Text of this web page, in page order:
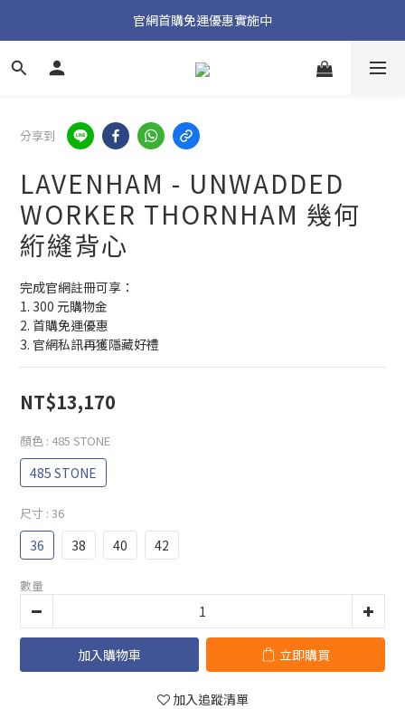
加入官方 LINE 獲取隱藏好禮
官網首購免運優惠實施中
加入官方 LINE 獲取隱藏好禮
分享到
LAVENHAM - UNWADDED
WORKER THORNHAM 幾何
絎縫背心
完成官網註冊可享：
1. 300 元購物金
2. 首購免運優惠
3. 官網私訊再獲隱藏好禮
NT$13,170
顏色 : 485 STONE
485 STONE
尺寸 : 36
36 38 40 42
數量
加入購物車 立即購買
加入追蹤清單